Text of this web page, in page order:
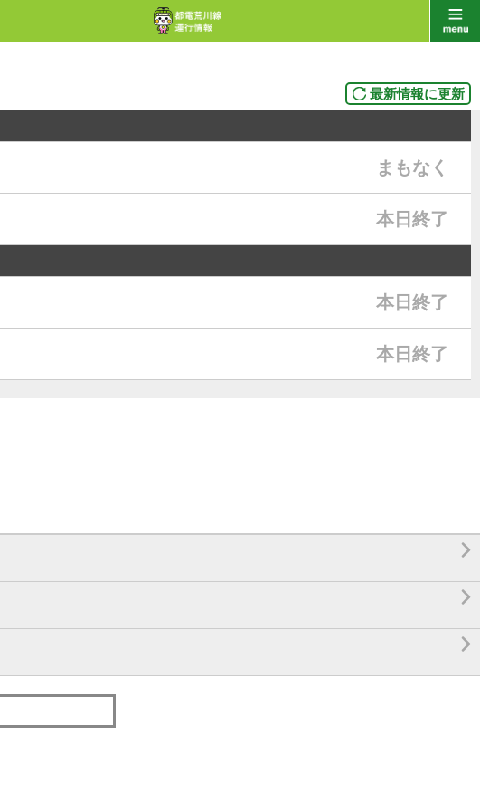
最新情報に更新
まもなく
本日終了
本日終了
本日終了


